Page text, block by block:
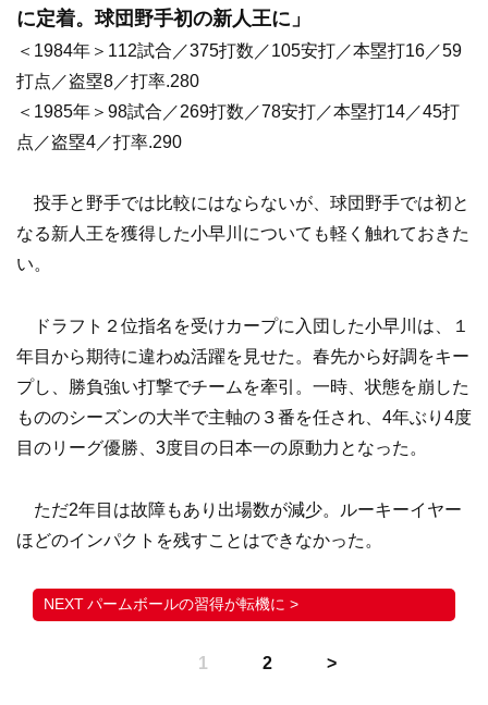
に定着。球団野手初の新人王に」
＜1984年＞112試合／375打数／105安打／本塁打16／59
打点／盗塁8／打率.280
＜1985年＞98試合／269打数／78安打／本塁打14／45打
点／盗塁4／打率.290
投手と野手では比較にはならないが、球団野手では初と
なる新人王を獲得した小早川についても軽く触れておきた
い。
ドラフト２位指名を受けカープに入団した小早川は、１
年目から期待に違わぬ活躍を見せた。春先から好調をキー
プし、勝負強い打撃でチームを牽引。一時、状態を崩した
もののシーズンの大半で主軸の３番を任され、4年ぶり4度
目のリーグ優勝、3度目の日本一の原動力となった。
ただ2年目は故障もあり出場数が減少。ルーキーイヤー
ほどのインパクトを残すことはできなかった。
パームボールの習得が転機に >
1 2